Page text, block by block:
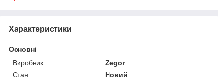
Характеристики
Основні
Виробник
Zegor
Стан
Новий